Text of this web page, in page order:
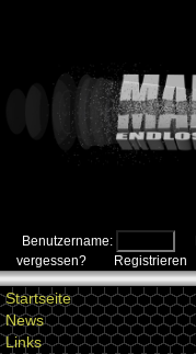
Benutzername:
vergessen?
Registrieren
Startseite
News
Links